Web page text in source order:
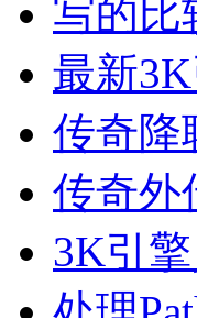
写的比
最新
传奇降
传奇外
3K引